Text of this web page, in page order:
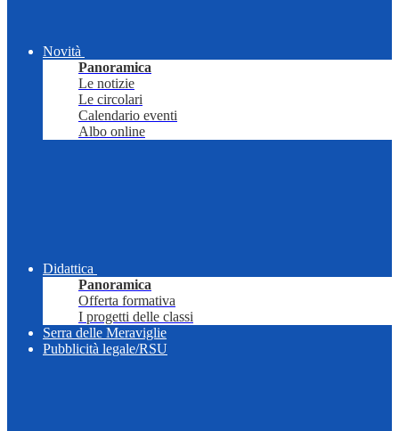
Novità
Panoramica
Le notizie
Le circolari
Calendario eventi
Albo online
Didattica
Panoramica
Offerta formativa
I progetti delle classi
Serra delle Meraviglie
Pubblicità legale/RSU